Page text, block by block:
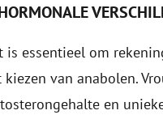
is essentieel om
kiezen van anabolen.
en